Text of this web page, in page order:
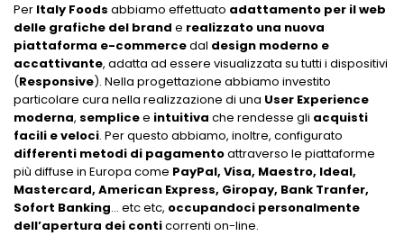
Per Italy Foods abbiamo effettuato adattamento per il web
delle grafiche del brand e realizzato una nuova
piattaforma e-commercedal design moderno e
accattivante, adatta ad essere visualizzata su tutti i dispositivi
(Responsive). Nella progettazione abbiamo investito
particolare cura nella realizzazione di una User Experience
moderna, semplicee intuitiva che rendesse gli acquisti
facili e veloci. Per questo abbiamo, inoltre, configurato
differenti metodi di pagamentoattraverso le piattaforme
più diffuse in Europa come PayPal, Visa, Maestro, Ideal,
Mastercard, American Express, Giropay, Bank Tranfer,
Sofort Banking… etc etc, occupandoci personalmente
dell’apertura dei conticorrenti on-line.